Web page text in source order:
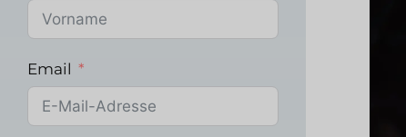
Email